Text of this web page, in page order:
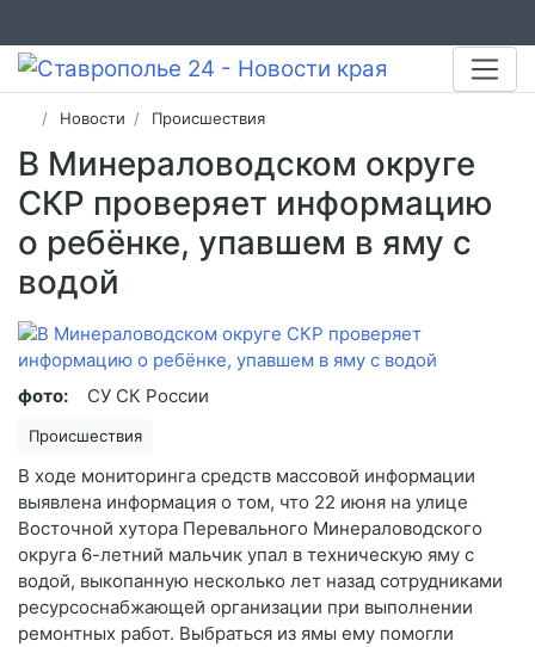
Новости Происшествия
​В Минераловодском округе
СКР проверяет информацию
о ребёнке, упавшем в яму с
водой
фото: СУ СК России
Происшествия
В ходе мониторинга средств массовой информации
выявлена информация о том, что 22 июня на улице
Восточной хутора Перевального Минераловодского
округа 6-летний мальчик упал в техническую яму с
водой, выкопанную несколько лет назад сотрудниками
ресурсоснабжающей организации при выполнении
ремонтных работ. Выбраться из ямы ему помогли